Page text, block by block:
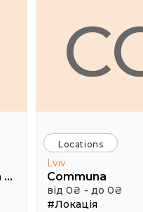
AcademyX Education Hub
Locations
Lviv
Communa
від 0₴ - до 0₴
#Локація